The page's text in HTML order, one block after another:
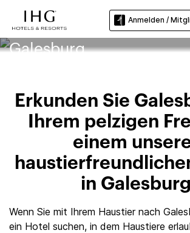
Anmelden /
Haustierfreundliche
Galesburg
Erkunden Sie
Ihrem pelzigen
einem
in Galesburg
Wenn Sie mit Ihrem Haustier nach
ein Hotel suchen, in dem Haustiere